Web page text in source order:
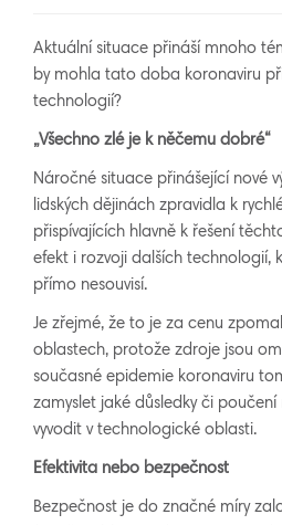
Aktuální situace přináší mnoho
by mohla tato doba koronaviru
technologií?
„Všechno zlé je k něčemu dobré“
Náročné situace přinášející nové
lidských dějinách zpravidla k
přispívajících hlavně k řešení
efekt i rozvoji dalších technologií,
přímo nesouvisí.
Je zřejmé, že to je za cenu
oblastech, protože zdroje jsou
současné epidemie koronaviru
zamyslet jaké důsledky či
vyvodit v technologické oblasti.
Efektivita nebo bezpečnost
Bezpečnost je do značné míry